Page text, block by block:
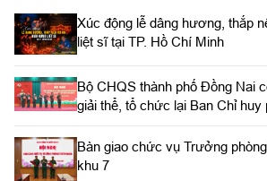
Xúc động lễ dâng hương, thắp
liệt sĩ tại TP. Hồ Chí Minh
Bộ CHQS thành phố Đồng Nai
giải thể, tổ chức lại Ban Chỉ
Bàn giao chức vụ Trưởng
khu 7